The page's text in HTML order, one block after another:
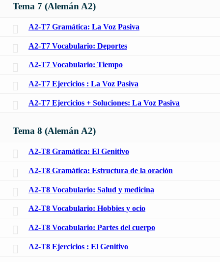
Tema 7 (Alemán A2)
A2-T7 Gramática: La Voz Pasiva
A2-T7 Vocabulario: Deportes
A2-T7 Vocabulario: Tiempo
A2-T7 Ejercicios : La Voz Pasiva
A2-T7 Ejercicios + Soluciones: La Voz Pasiva
Tema 8 (Alemán A2)
A2-T8 Gramática: El Genitivo
A2-T8 Gramática: Estructura de la oración
A2-T8 Vocabulario: Salud y medicina
A2-T8 Vocabulario: Hobbies y ocio
A2-T8 Vocabulario: Partes del cuerpo
A2-T8 Ejercicios : El Genitivo